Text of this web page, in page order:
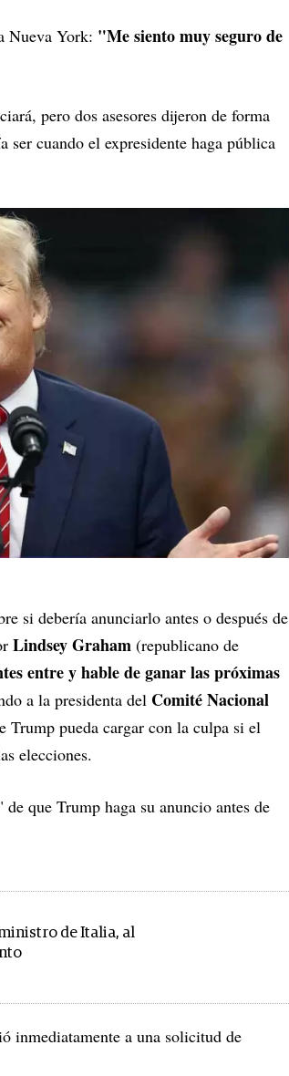
Nueva York: "Me siento muy seguro de
pero dos asesores dijeron de forma
ser cuando el expresidente haga pública
si debería anunciarlo antes o después de
Lindsey Graham (republicano de
entre y hable de ganar las próximas
a la presidenta del Comité Nacional
Trump pueda cargar con la culpa si el
elecciones.
que Trump haga su anuncio antes de
de Italia, al
inmediatamente a una solicitud de